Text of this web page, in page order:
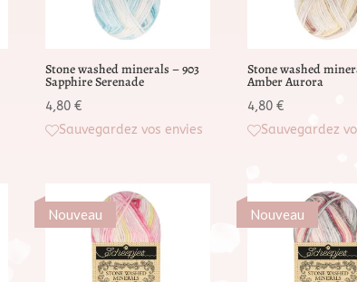
Stone washed minerals – 903
Sapphire Serenade
4,80 €
Sauvegardez vos envies
Stone washed
Amber Aurora
4,80 €
Sauvegardez
Nouveau Nouveau